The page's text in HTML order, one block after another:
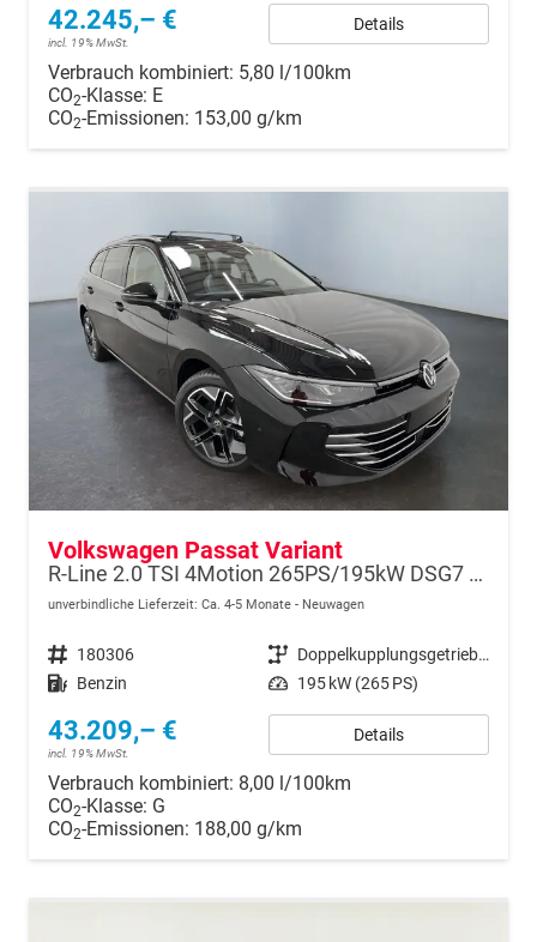
42.245,– €
incl. 19% MwSt.
Details
Verbrauch kombiniert: 5,80 l/100km
CO2-Klasse: E
CO2-Emissionen: 153,00 g/km
Volkswagen Passat Variant
R-Line 2.0 TSI 4Motion 265PS/195kW DSG7 2026
unverbindliche Lieferzeit: Ca. 4-5 Monate Neuwagen
Fahrzeugnr. 180306 Getriebe
Doppelkupplungsgetriebe (DSG)
Kraftstoff Benzin Leistung 195 kW (265 PS)
43.209,– €
incl. 19% MwSt.
Details
Verbrauch kombiniert: 8,00 l/100km
CO2-Klasse: G
CO2-Emissionen: 188,00 g/km